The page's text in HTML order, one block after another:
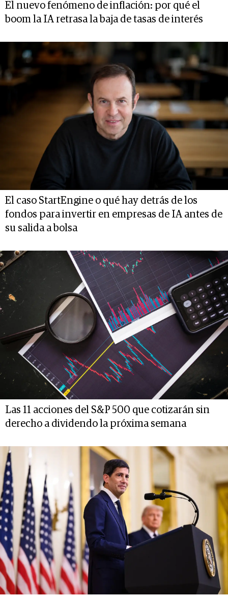
El nuevo fenómeno de inflación: por qué el
boom la IA retrasa la baja de tasas de interés
El caso StartEngine o qué hay detrás de los
fondos para invertir en empresas de IA antes de
su salida a bolsa
Las 11 acciones del S&P 500 que cotizarán sin
derecho a dividendo la próxima semana